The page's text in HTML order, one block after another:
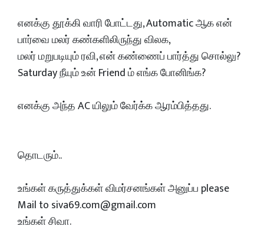
எனக்கு தூக்கி வாரி போட்டது, Automatic ஆக என்
பார்வை மலர் கண்களிலிருந்து விலக,
மலர் மறுபடியும் ரவி, என் கண்ணைப் பார்த்து சொல்லு?
Saturday நீயும் உன் Friend ம் எங்க போனிங்க?
எனக்கு அந்த AC யிலும் வேர்க்க ஆரம்பித்தது.
தொடரும்..
உங்கள் கருத்துக்கள் விமர்சனங்கள் அனுப்ப please
Mail to siva69.com@gmail.com
உங்கள் சிவா.